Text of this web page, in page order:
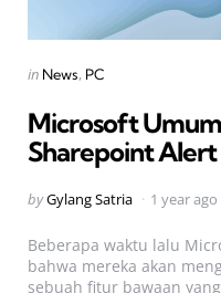
Categories
Posted
in News PC
Microsoft
Sharepoint Alert
Posted
byGylang Satria 1 year ago
Beberapa waktu lalu
bahwa mereka akan
sebuah fitur bawaan